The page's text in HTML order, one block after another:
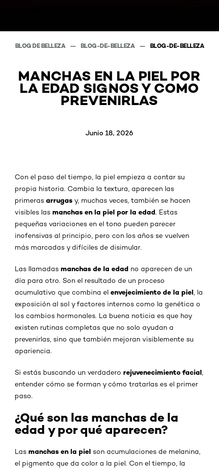
BLOG DE BELLEZA BLOG-DE-BELLEZA BLOG-DE-BELLEZA
MANCHAS EN LA PIEL POR
LA EDAD SIGNOS Y COMO
PREVENIRLAS
Junio 18, 2026
Con el paso del tiempo, la piel empieza a contar su
propia historia. Cambia la textura, aparecen las
primeras arrugas y, muchas veces, también se hacen
visibles las manchas en la piel por la edad. Estas
pequeñas variaciones en el tono pueden parecer
inofensivas al principio, pero con los años se vuelven
más marcadas y difíciles de disimular.
Las llamadas manchas de la edad no aparecen de un
día para otro. Son el resultado de un proceso
acumulativo que combina el envejecimiento de la piel , la
exposición al sol y factores internos como la genética o
los cambios hormonales. La buena noticia es que hoy
existen rutinas completas que no solo ayudan a
prevenirlas, sino que también mejoran visiblemente su
apariencia.
Si estás buscando un verdadero rejuvenecimiento facial
entender cómo se forman y cómo tratarlas es el primer
paso.
¿Qué son las manchas de la
edad y por qué aparecen?
Las manchas en la piel son acumulaciones de melanina,
el pigmento que da color a la piel. Con el tiempo, la